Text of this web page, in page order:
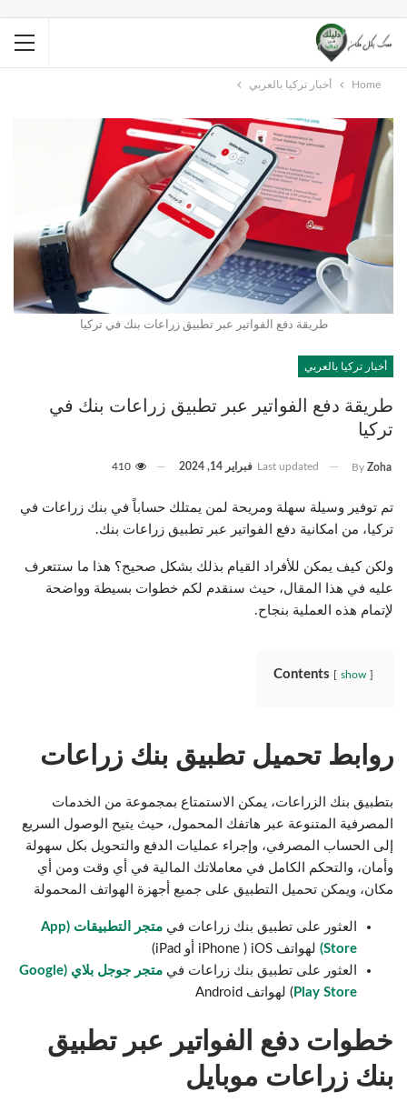
Home أخبار تركيا بالعربي
طريقة دفع الفواتير عبر تطبيق زراعات بنك في تركيا
أخبار تركيا بالعربي
طريقة دفع الفواتير عبر تطبيق زراعات بنك في
تركيا
By Zoha
Last updated فبراير 14, 2024
تم توفير وسيلة سهلة ومريحة لمن يمتلك حساباً في بنك زراعات في
تركيا، من امكانية دفع الفواتير عبر تطبيق زراعات بنك.
ولكن كيف يمكن للأفراد القيام بذلك بشكل صحيح؟ هذا ما ستتعرف
عليه في هذا المقال، حيث سنقدم لكم خطوات بسيطة وواضحة
لإتمام هذه العملية بنجاح.
Contents show
روابط تحميل تطبيق بنك زراعات
بتطبيق بنك الزراعات، يمكن الاستمتاع بمجموعة من الخدمات
المصرفية المتنوعة عبر هاتفك المحمول، حيث يتيح الوصول السريع
إلى الحساب المصرفي، وإجراء عمليات الدفع والتحويل بكل سهولة
وأمان، والتحكم الكامل في معاملاتك المالية في أي وقت ومن أي
مكان، ويمكن تحميل التطبيق على جميع أجهزة الهواتف المحمولة
العثور على تطبيق بنك زراعات في
متجر التطبيقات (App
Store) لهواتف iOS ( iPhone أو iPad)
العثور على تطبيق بنك زراعات في
متجر جوجل بلاي (Google
Play Store ) لهواتف Android
خطوات دفع الفواتير عبر تطبيق
بنك زراعات موبايل